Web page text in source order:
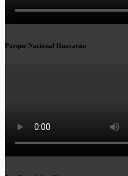
Parque Nacional Huacarán